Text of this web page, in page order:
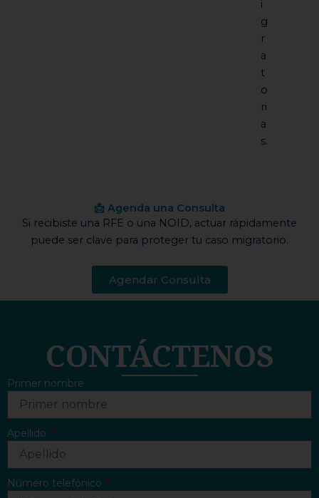
i
g
r
a
t
o
ri
a
s.
📩 Agenda una Consulta
Si recibiste una RFE o una NOID, actuar rápidamente
puede ser clave para proteger tu caso migratorio.
Agendar Consulta
CONTÁCTENOS
Primer nombre
Apellido
Número telefónico